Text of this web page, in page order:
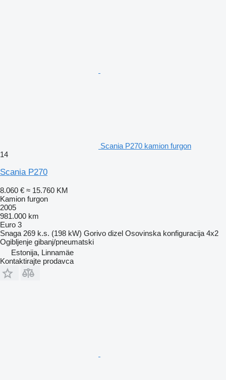
Scania P270 kamion furgon
14
Scania P270
8.060 € ≈ 15.760 KM
Kamion furgon
2005
981.000 km
Euro 3
Snaga 269 k.s. (198 kW) Gorivo dizel Osovinska konfiguracija 4x2
Ogibljenje gibanj/pneumatski
Estonija, Linnamäe
Kontaktirajte prodavca